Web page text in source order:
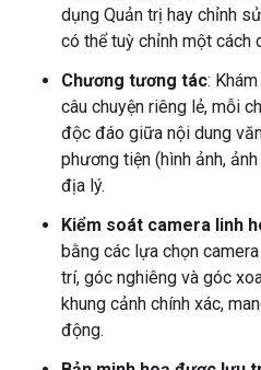
dụng Quản trị hay chỉnh
có thể tuỳ chỉnh một cách
Chương tương tác:
câu chuyện riêng lẻ, mỗi
độc đáo giữa nội dung
phương tiện (hình ảnh,
địa lý.
Kiểm soát camera linh
bằng các lựa chọn
trí, góc nghiêng và góc
khung cảnh chính xác,
động.